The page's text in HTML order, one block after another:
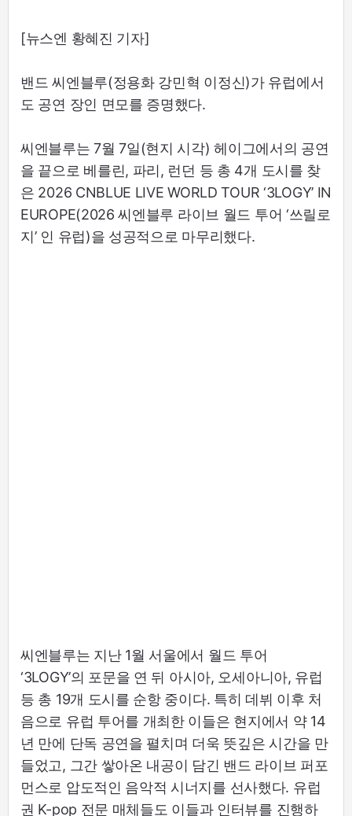
[뉴스엔 황혜진 기자]
밴드 씨엔블루(정용화 강민혁 이정신)가 유럽에서
도 공연 장인 면모를 증명했다.
씨엔블루는 7월 7일(현지 시각) 헤이그에서의 공연
을 끝으로 베를린, 파리, 런던 등 총 4개 도시를 찾
은 2026 CNBLUE LIVE WORLD TOUR ‘3LOGY’ IN
EUROPE(2026 씨엔블루 라이브 월드 투어 ‘쓰릴로
지’ 인 유럽)을 성공적으로 마무리했다.
씨엔블루는 지난 1월 서울에서 월드 투어
‘3LOGY’의 포문을 연 뒤 아시아, 오세아니아, 유럽
등 총 19개 도시를 순항 중이다. 특히 데뷔 이후 처
음으로 유럽 투어를 개최한 이들은 현지에서 약 14
년 만에 단독 공연을 펼치며 더욱 뜻깊은 시간을 만
들었고, 그간 쌓아온 내공이 담긴 밴드 라이브 퍼포
먼스로 압도적인 음악적 시너지를 선사했다. 유럽
권 K-pop 전문 매체들도 이들과 인터뷰를 진행하